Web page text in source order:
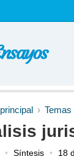
Temas
Síntesis
18